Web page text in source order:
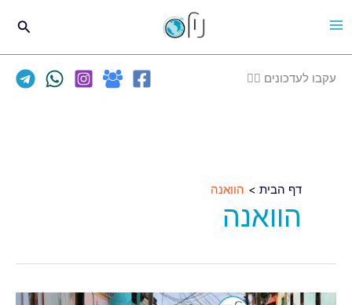
לתוכן
עקבו לעדכונים 👈🏽
דף הבית הוואנה
הוואנה